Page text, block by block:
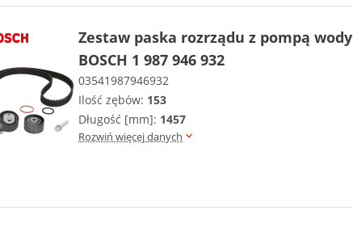
Zestaw paska rozrządu z pompą wody
BOSCH 1 987 946 932
03541987946932
Ilość zębów: 153
Długość [mm]: 1457
Rozwiń więcej danych